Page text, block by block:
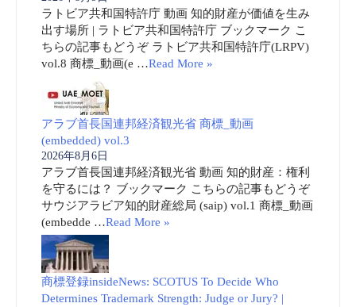
ラトビア共和国特許庁 動画 知的財産が価値を生み
出す場所 | ラトビア共和国特許庁 ブックマーク こ
ちらの記事もどうぞ ラトビア共和国特許庁(LRPV)
vol.8 商標_動画(e …Read More »
アラブ首長国連邦経済観光省 商標_動画
(embedded) vol.3
2026年8月6日
アラブ首長国連邦経済観光省 動画 知的財産：権利
を守るには？ ブックマーク こちらの記事もどうぞ
サウジアラビア知的財産総局 (saip) vol.1 商標_動画
(embedde …Read More »
商標登録insideNews: SCOTUS To Decide Who
Determines Trademark Strength: Judge or Jury? |